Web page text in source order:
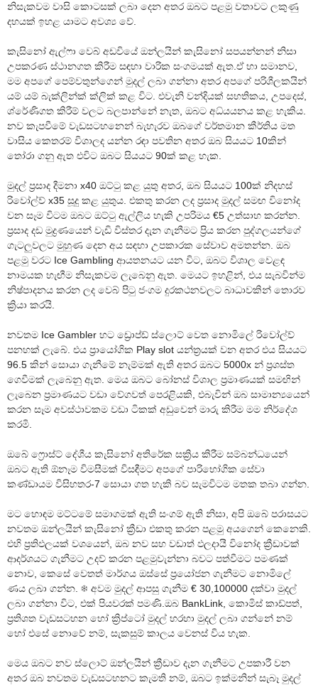
නිසැකවම වාසි කොටසක් ලබා දෙන අතර ඔබට පළමු වතාවට ලකුණු
දහයක් ඉහළ යාමට අවශ්‍ය වේ.
කැසිනෝ ඇල්ෆා වෙබ් අඩවියේ ඔන්ලයින් කැසිනෝ සපයන්නන් නිසා
උපකරණ ස්ථානගත කිරීම සඳහා වාරික සංගමයක් ඇත.ඒ හා සමානව,
මම අපගේ පෙම්වතුන්ගෙන් මුදල් ලබා ගන්නා අතර අපගේ පරිශීලකයින්
යම් යම් බැක්ලින්ක් ක්ලික් කළ විට. එවැනි වන්දියක් සහතිකය, උපදෙස්,
ශ්රේණිගත කිරීම් වලට බලපාන්නේ නැත, ඔබට අධ්යයනය කළ හැකිය.
නව කැපවීමේ වැඩසටහනෙන් බැහැරව ඔබගේ වර්තමාන කීර්තිය මත
වාසිය කෙතරම් විශාලද යන්න රඳා පවතින අතර ඔබ සියයට 10කින්
තෝරා ගනු ඇත එවිට ඔබට සියයට 90ක් කළ හැක.
මුදල් ප්‍රසාද දීමනා x40 ඔට්ටු කළ යුතු අතර, ඔබ සියයට 100ක් නිදහස්
රිවෝල්ව් x35 සූදු කළ යුතුය. එකතු කරන ලද ප්‍රසාද මුදල් සමඟ විනෝද
වන සෑම විටම ඔබට ඔට්ටු ඇල්ලිය හැකි උපරිමය €5 උත්සාහ කරන්න.
ප්‍රසාද දඩ මුද්‍රණයෙන් වැඩි විස්තර දැන ගැනීමට ප්‍රිය කරන පුද්ගලයන්ගේ
ගැටලුවලට මුහුණ දෙන අය සඳහා උපකාරක සේවාව අමතන්න. ඔබ
පළමු වරට Ice Gambling ආයතනයට යන විට, ඔබට විශාල වෙළඳ
නාමයක හැඟීම නිසැකවම ලැබෙනු ඇත. මෙයට ඉහළින්, එය සැබවින්ම
නිෂ්පාදනය කරන ලද වෙබ් පිටු ජංගම දුරකථනවලට බාධාවකින් තොරව
ක්‍රියා කරයි.
නවතම Ice Gambler හට ඩ්‍රොප්ඩ් ස්ලොට් වෙත නොමිලේ රිවෝල්ව්
පනහක් ලැබේ. එය ප්‍රායෝගික Play slot යන්ත්‍රයක් වන අතර එය සියයට
96.5 කින් සොයා ගැනීමේ නැම්මක් ඇති අතර ඔබට 5000x න් ප්‍රශස්ත
ගෙවීමක් ලැබෙනු ඇත. මෙය ඔබට බෝනස් විශාල ප්‍රමාණයක් සමඟින්
ලැබෙන ප්‍රමාණයට වඩා වේගවත් පෙරළියකි, එබැවින් ඔබ සාමාන්‍යයෙන්
කරන සෑම අවස්ථාවකම වඩා ටිකක් අඩුවෙන් මාරු කිරීම මම නිර්දේශ
කරමි.
ඔබේ ෆ්‍රොස්ට් දේශීය කැසිනෝ අතිරේක සක්‍රිය කිරීම සම්බන්ධයෙන්
ඔබට ඇති ඕනෑම විමසීමක් විසඳීමට අපගේ පාරිභෝගික සේවා
කණ්ඩායම විසිහතර-7 සොයා ගත හැකි බව සැමවිටම මතක තබා ගන්න.
මට හොඳම මට්ටමේ සමාගමක් ඇති සංගම් ඇති නිසා, අපි ඔබේ පරාසයට
නවතම ඔන්ලයින් කැසිනෝ ක්‍රීඩා එකතු කරන පළමු අයගෙන් කෙනෙකි.
එහි ප්‍රතිඵලයක් වශයෙන්, ඔබ නව සහ වඩාත් ඵලදායී විනෝද ක්‍රීඩාවක්
ආදර්ශයට ගැනීමට උදව් කරන පළමුවැන්නා බවට පත්වීමට පමණක්
නොව, කෙසේ වෙතත් මාර්ගය ඔස්සේ ප්‍රයෝජන ගැනීමට නොමිලේ
ණය ලබා ගන්න. ❄ අවම මුදල් ආපසු ගැනීම € 30,100000 දක්වා මුදල්
ලබා ගන්නා විට, එක් පියවරක් පමණි.ඔබ BankLink, කොමිස් කාඩ්පත්,
ප්‍රතිශත වැඩසටහන හෝ ක්‍රිප්ටෝ මුදල් හරහා මුදල් ලබා ගන්නේ නම්
හෝ එසේ නොවේ නම්, සැකසුම් කාලය වෙනස් විය හැක.
මෙය ඔබට නව ස්ලොට් ඔන්ලයින් ක්‍රීඩාව දැන ගැනීමට උපකාරී වන
අතර ඔබ නවතම වැඩසටහනට කැමති නම්, ඔබට ඉක්මනින් සැබෑ මුදල්